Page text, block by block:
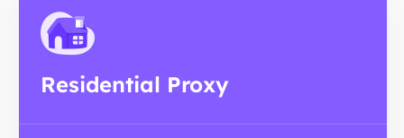
Residential Proxy